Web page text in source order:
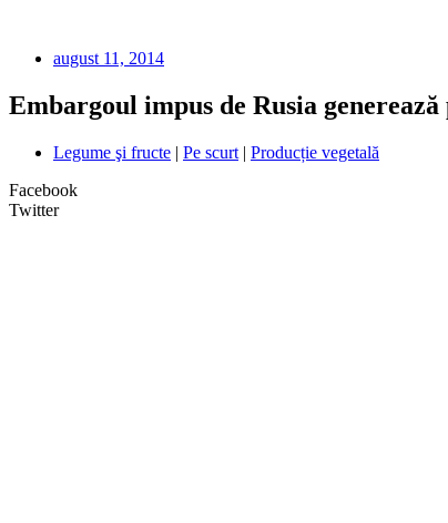
august 11, 2014
Embargoul impus de Rusia
Legume şi fructe | Pe scurt | Producție vegetală
Facebook
Twitter